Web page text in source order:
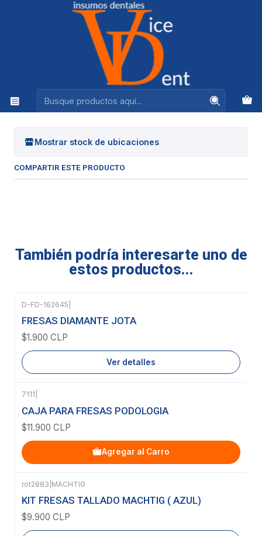
Ventas +56944575313
FRESAS Y PULIDO FRESAS DE BORDE
FRESAS DE BORDE
Mostrar stock de ubicaciones
COMPARTIR ESTE PRODUCTO
También podría interesarte uno de
estos productos...
Agotado
D-FD-162645
FRESAS DIAMANTE JOTA
$1.900 CLP
Ver detalles
7111
CAJA PARA FRESAS PODOLOGIA
$11.900 CLP
Agregar al Carro
Agotado
rot2883 MACHTIG
KIT FRESAS TALLADO MACHTIG ( AZUL)
$9.900 CLP